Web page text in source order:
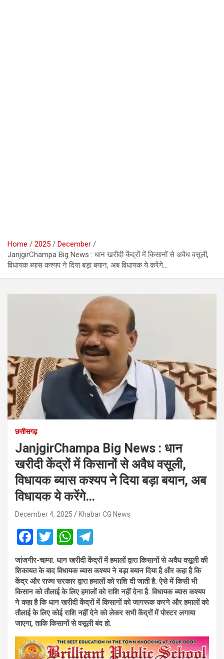
Home 2025
December
JanjgirChampa Big News : धान खरीदी केंद्रों में किसानों से अवैध वसूली,
विधायक ब्यास कश्यप ने दिया बड़ा बयान, अब विधायक ये करेंगे…
छत्तीसगढ़
JanjgirChampa Big News : धान
खरीदी केंद्रों में किसानों से अवैध वसूली,
विधायक ब्यास कश्यप ने दिया बड़ा बयान, अब
विधायक ये करेंगे…
December 4, 2025 Khabar CG News
F
a
ce
b
o
o
k
T
wi
tt
er
W
h
at
s
A
p
p
el
e
gr
a
m
जांजगीर-चाम्पा. धान खरीदी केंद्रों में हमालों द्वारा किसानों से अवैध वसूली की
शिकायत के बाद विधायक ब्यास कश्यप ने बड़ा बयान दिया है और कहा है कि
केंद्र और राज्य सरकार द्वारा हमालों को राशि दी जाती है. ऐसे में किसी भी
किसान को तौलाई के लिए हमालों को राशि नहीं देना है. विधायक ब्यास कश्यप
ने कहा है कि धान खरीदी केंद्रों में किसानों को जागरूक करने और हमालों को
तौलाई के लिए कोई राशि नहीं देने को लेकर सभी केंद्रों में पोस्टर लगाया
जाएगा, ताकि किसानों से वसूली बंद हो.